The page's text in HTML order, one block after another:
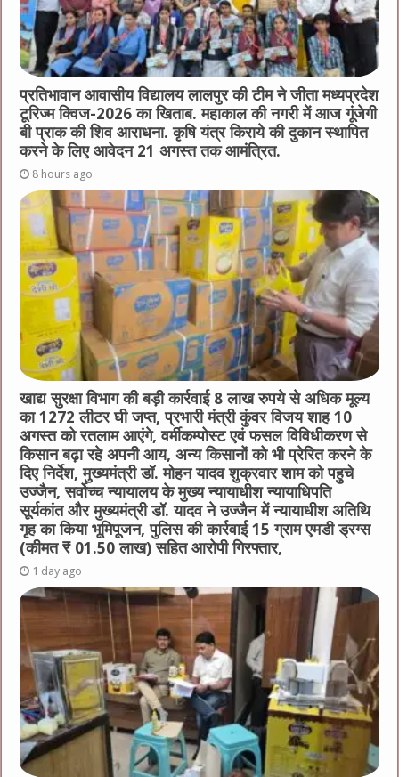
प्रतिभावान आवासीय विद्यालय लालपुर की टीम ने जीता मध्यप्रदेश
टूरिज्म क्विज-2026 का खिताब. महाकाल की नगरी में आज गूंजेगी
बी प्राक की शिव आराधना. कृषि यंत्र किराये की दुकान स्थापित
करने के लिए आवेदन 21 अगस्त तक आमंत्रित.
8 hours ago
खाद्य सुरक्षा विभाग की बड़ी कार्रवाई 8 लाख रुपये से अधिक मूल्य
का 1272 लीटर घी जप्त, प्रभारी मंत्री कुंवर विजय शाह 10
अगस्त को रतलाम आएंगे, वर्मीकम्पोस्ट एवं फसल विविधीकरण से
किसान बढ़ा रहे अपनी आय, अन्य किसानों को भी प्रेरित करने के
दिए निर्देश, मुख्यमंत्री डॉ. मोहन यादव शुक्रवार शाम को पहुचे
उज्जैन, सर्वोच्च न्यायालय के मुख्‍य न्‍यायाधीश न्यायाधिपति
सूर्यकांत और मुख्यमंत्री डॉ. यादव ने उज्जैन में न्यायाधीश अतिथि
गृह का किया भूमिपूजन, पुलिस की कार्रवाई 15 ग्राम एमडी ड्रग्स
(कीमत ₹ 01.50 लाख) सहित आरोपी गिरफ्तार,
1 day ago